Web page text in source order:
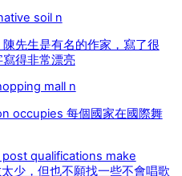
soil n
先生是有名的作家，寫了很
得非常漂亮
mall n
occupies 每個國家在國際舞
qualifications make
少，但也不願找一些不會唱歌